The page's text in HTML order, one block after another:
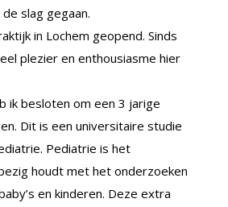
slag gegaan.
in Lochem geopend. Sinds
plezier en enthousiasme hier
ik besloten om een 3 jarige
Dit is een universitaire studie
Pediatrie is het
houdt met het onderzoeken
en kinderen. Deze extra